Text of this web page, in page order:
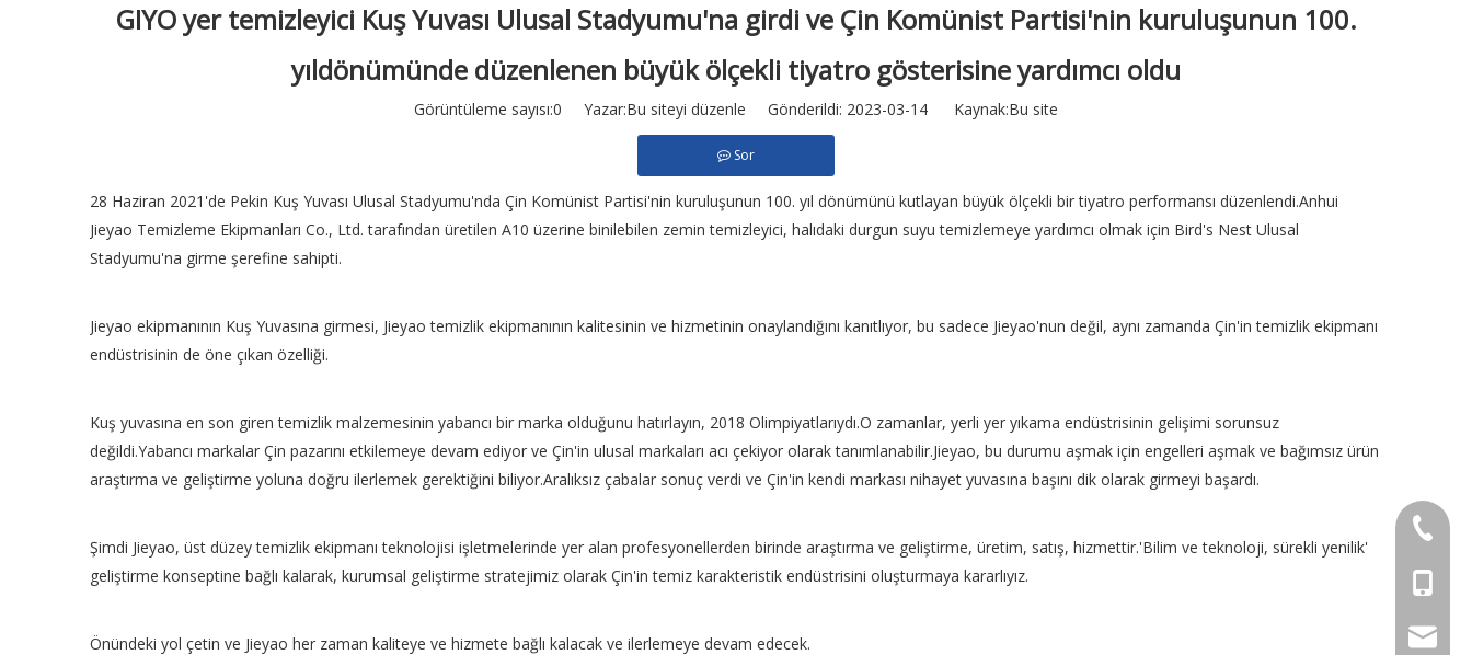
GIYO yer temizleyici Kuş Yuvası Ulusal Stadyumu'na girdi ve Çin Komünist Partisi'nin kuruluşunun 100.
yıldönümünde düzenlenen büyük ölçekli tiyatro gösterisine yardımcı oldu
Görüntüleme sayısı:0 Yazar:Bu siteyi düzenle Gönderildi: 2023-03-14 Kaynak:Bu site
Sor
28 Haziran 2021'de Pekin Kuş Yuvası Ulusal Stadyumu'nda Çin Komünist Partisi'nin kuruluşunun 100. yıl dönümünü kutlayan büyük ölçekli bir tiyatro performansı düzenlendi.Anhui
Jieyao Temizleme Ekipmanları Co., Ltd. tarafından üretilen A10 üzerine binilebilen zemin temizleyici, halıdaki durgun suyu temizlemeye yardımcı olmak için Bird's Nest Ulusal
Stadyumu'na girme şerefine sahipti.
Jieyao ekipmanının Kuş Yuvasına girmesi, Jieyao temizlik ekipmanının kalitesinin ve hizmetinin onaylandığını kanıtlıyor, bu sadece Jieyao'nun değil, aynı zamanda Çin'in temizlik ekipmanı
endüstrisinin de öne çıkan özelliği.
Kuş yuvasına en son giren temizlik malzemesinin yabancı bir marka olduğunu hatırlayın, 2018 Olimpiyatlarıydı.O zamanlar, yerli yer yıkama endüstrisinin gelişimi sorunsuz
değildi.Yabancı markalar Çin pazarını etkilemeye devam ediyor ve Çin'in ulusal markaları acı çekiyor olarak tanımlanabilir.Jieyao, bu durumu aşmak için engelleri aşmak ve bağımsız ürün
araştırma ve geliştirme yoluna doğru ilerlemek gerektiğini biliyor.Aralıksız çabalar sonuç verdi ve Çin'in kendi markası nihayet yuvasına başını dik olarak girmeyi başardı.
Şimdi Jieyao, üst düzey temizlik ekipmanı teknolojisi işletmelerinde yer alan profesyonellerden birinde araştırma ve geliştirme, üretim, satış, hizmettir.'Bilim ve teknoloji, sürekli yenilik'
geliştirme konseptine bağlı kalarak, kurumsal geliştirme stratejimiz olarak Çin'in temiz karakteristik endüstrisini oluşturmaya kararlıyız.
Önündeki yol çetin ve Jieyao her zaman kaliteye ve hizmete bağlı kalacak ve ilerlemeye devam edecek.
+86-